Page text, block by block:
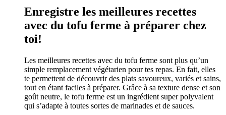
Enregistre les meilleures recettes
avec du tofu ferme à préparer chez
toi!
Les meilleures recettes avec du tofu ferme sont plus qu’un
simple remplacement végétarien pour tes repas. En fait, elles
te permettent de découvrir des plats savoureux, variés et sains,
tout en étant faciles à préparer. Grâce à sa texture dense et son
goût neutre, le tofu ferme est un ingrédient super polyvalent
qui s’adapte à toutes sortes de marinades et de sauces.